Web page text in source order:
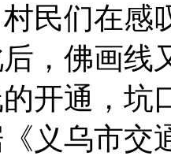
民们在感
，佛画线
开通，坑
义乌市交